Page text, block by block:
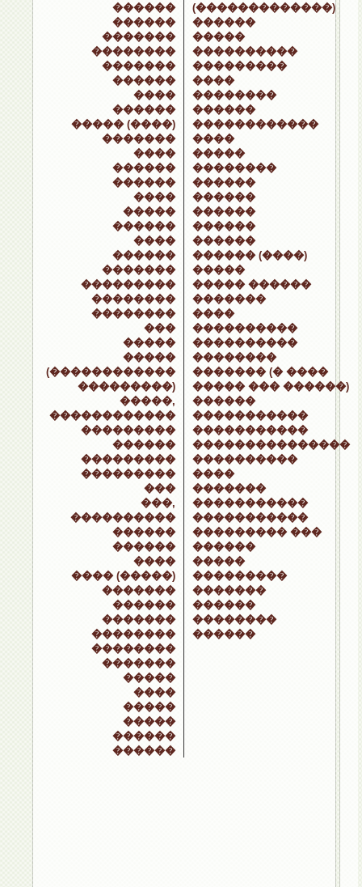
������
������
�������
��������
�������
������
����
������
����� (����)
�������
����
������
������
����
�����
������
����
������
�������
���������
��������
��������
���
�����
�����
(������������
���������)
�����,
������������
���������
������
���������
���������
���
���,
����������
������
������
����
���� (�����)
�������
������
�������
��������
��������
�������
�����
����
�����
�����
������
������
(�������������)
������
�����
����������
���������
����
��������
������
������������
����
�����
��������
������
������
������
������
������
������ (����)
�����
����� ������
�������
����
����������
����������
��������
������� (� ����
����� ��� ������)
������
�����������
�����������
���������������
����������
����
�������
�����������
�����������
��������� ���
������
�����
���������
�������
������
��������
������